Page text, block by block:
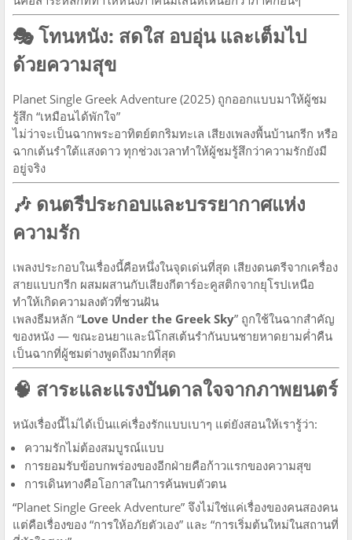
🎭โทนหนัง: สดใส อบอุ่น และเต็มไป
ด้วยความสุข
Planet Single Greek Adventure (2025) ถูกออกแบบมาให้ผู้ชม
รู้สึก “เหมือนได้พักใจ”
ไม่ว่าจะเป็นฉากพระอาทิตย์ตกริมทะเล เสียงเพลงพื้นบ้านกรีก หรือ
ฉากเต้นรำใต้แสงดาว ทุกช่วงเวลาทำให้ผู้ชมรู้สึกว่าความรักยังมี
อยู่จริง
🎶 ดนตรีประกอบและบรรยากาศแห่ง
ความรัก
เพลงประกอบในเรื่องนี้คือหนึ่งในจุดเด่นที่สุด เสียงดนตรีจากเครื่อง
สายแบบกรีก ผสมผสานกับเสียงกีตาร์อะคูสติกจากยุโรปเหนือ
ทำให้เกิดความลงตัวที่ชวนฝัน
เพลงธีมหลัก “Love Under the Greek Sky” ถูกใช้ในฉากสำคัญ
ของหนัง — ขณะอนยาและนิโกสเต้นรำกันบนชายหาดยามค่ำคืน
เป็นฉากที่ผู้ชมต่างพูดถึงมากที่สุด
🧠 สาระและแรงบันดาลใจจากภาพยนตร์
หนังเรื่องนี้ไม่ได้เป็นแค่เรื่องรักแบบเบาๆ แต่ยังสอนให้เรารู้ว่า:
ความรักไม่ต้องสมบูรณ์แบบ
การยอมรับข้อบกพร่องของอีกฝ่ายคือก้าวแรกของความสุข
การเดินทางคือโอกาสในการค้นพบตัวตน
“Planet Single Greek Adventure” จึงไม่ใช่แค่เรื่องของคนสองคน
แต่คือเรื่องของ “การให้อภัยตัวเอง” และ “การเริ่มต้นใหม่ในสถานที่